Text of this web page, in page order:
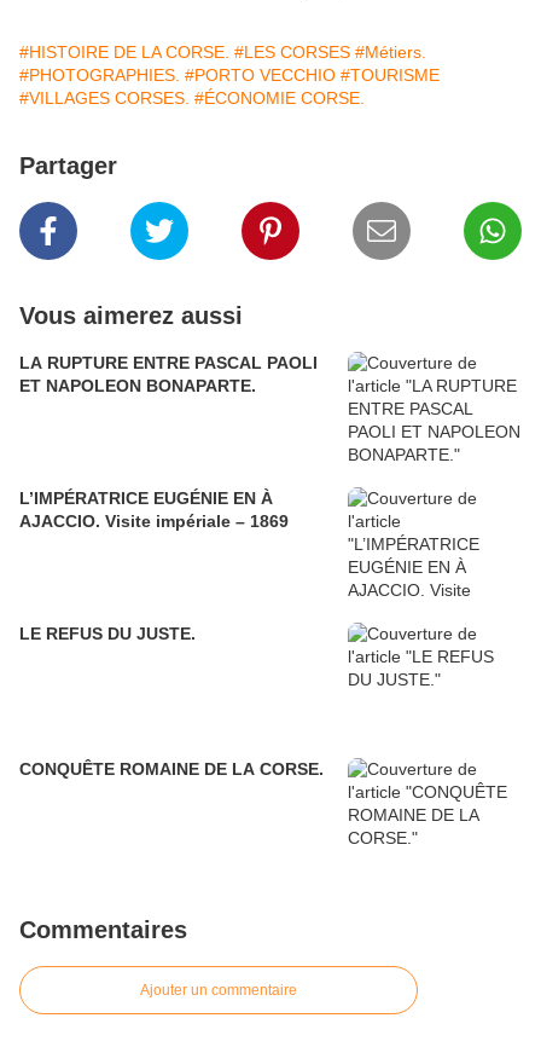
#HISTOIRE DE LA CORSE. #LES CORSES #Métiers.
#PHOTOGRAPHIES. #PORTO VECCHIO #TOURISME
#VILLAGES CORSES. #ÉCONOMIE CORSE.
Partager
Vous aimerez aussi
LA RUPTURE ENTRE PASCAL PAOLI
ET NAPOLEON BONAPARTE.
L’IMPÉRATRICE EUGÉNIE EN À
AJACCIO. Visite impériale – 1869
LE REFUS DU JUSTE.
CONQUÊTE ROMAINE DE LA CORSE.
Commentaires
Ajouter un commentaire